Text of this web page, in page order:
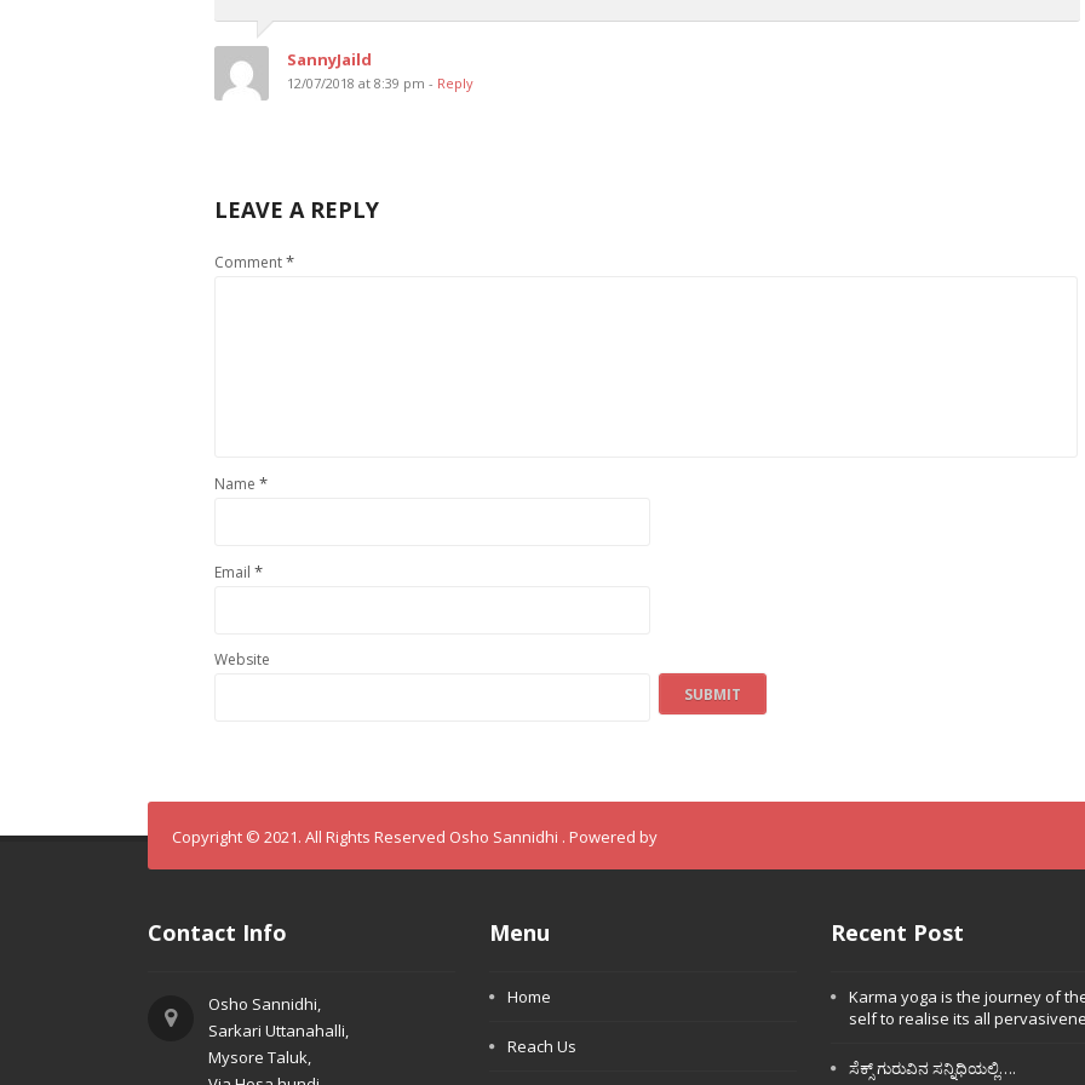
SannyJaild
12/07/2018 at 8:39 pm - Reply
LEAVE A REPLY
Comment*
Name *
Email *
Website
Copyright © 2021. All Rights Reserved Osho Sannidhi . Powered by
Contact Info
Osho Sannidhi,
Sarkari Uttanahalli,
Mysore Taluk,
Menu
Home
Reach Us
Recent Post
Karma yoga is the journey of
self to realise its all
ಸೆಕ್ಸ್ ಗುರುವಿನ ಸನ್ನಿಧಿಯಲ್ಲಿ….